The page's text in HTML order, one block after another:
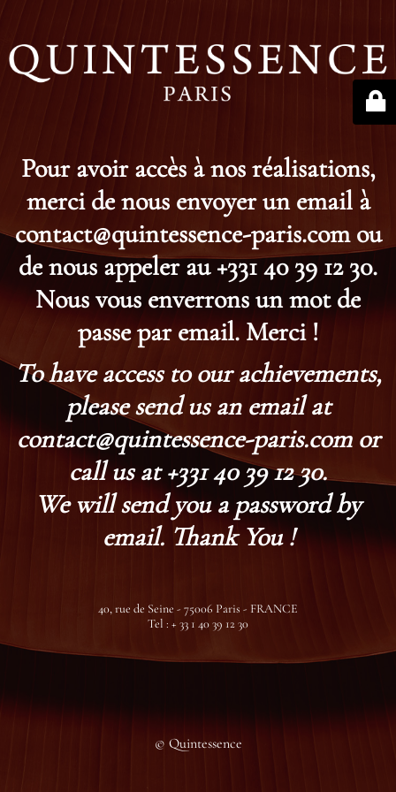
Pour avoir accès à nos réalisations,
merci de nous envoyer un email à
contact@quintessence-paris.com ou
de nous appeler au +331 40 39 12 30.
Nous vous enverrons un mot de
passe par email. Merci !
To have access to our achievements,
please send us an email at
contact@quintessence-paris.com or
call us at +331 40 39 12 30.
We will send you a password by
email. Thank You !
40, rue de Seine - 75006 Paris - FRANCE
Tel : + 33 1 40 39 12 30
© Quintessence